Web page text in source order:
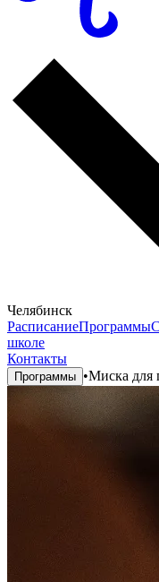
Челябинск
РасписаниеПрограммы
школе
Контакты
Программы •Миска для